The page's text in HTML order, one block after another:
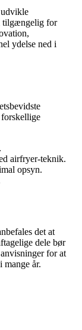
tilgængelig for
ydelse ned i
forskellige
airfryer-teknik.
opsyn.
det at
dele bør
for at
år.